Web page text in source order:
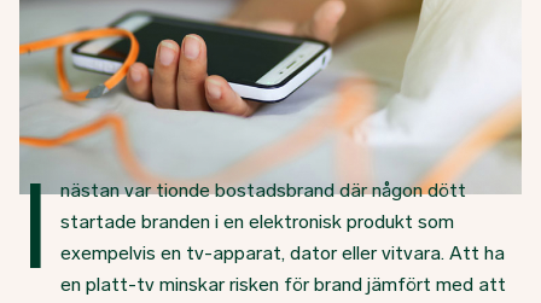
I nästan var tionde bostadsbrand där någon dött
startade branden i en elektronisk produkt som
exempelvis en tv-apparat, dator eller vitvara. Att ha
en platt-tv minskar risken för brand jämfört med att